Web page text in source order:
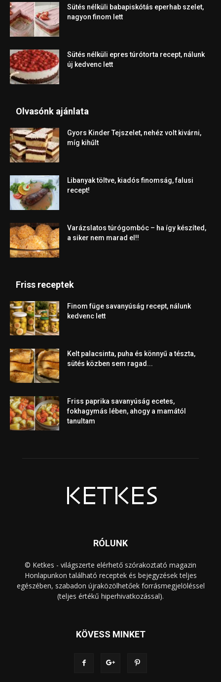
Sütés nélküli babapiskótás eperhab szelet,
nagyon finom lett
Sütés nélküli epres túrótorta recept, nálunk
új kedvenc lett
Olvasónk ajánlata
Gyors Kinder Tejszelet, nehéz volt kivárni,
míg kihűlt
Libanyak töltve, kiadós finomság, falusi
recept!
Varázslatos túrógombóc – ha így készíted,
a siker nem marad el!!
Friss receptek
Finom füge savanyúság recept, nálunk
kedvenc lett
Kelt palacsinta, puha és könnyű a tészta,
sütés közben sem ragad...
Friss paprika savanyúság ecetes,
fokhagymás lében, ahogy a mamától
tanultam
RÓLUNK
© Ketkes - világszerte elérhető szórakoztató magazin
Honlapunkon található receptek és bejegyzések teljes
egészében, szabadon újraközölhetőek forrásmegjelöléssel
(teljes értékű hiperhivatkozással).
KÖVESS MINKET